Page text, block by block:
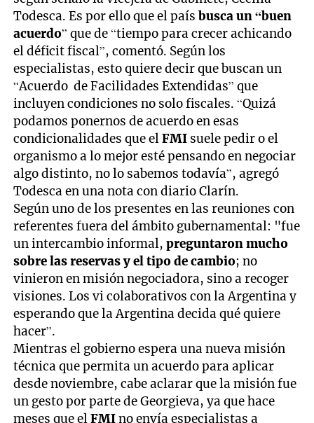
Todesca. Es por ello que el paísbusca un “buen
acuerdo” que de “tiempo para crecer achicando
el déficit fiscal”, comentó. Según los
especialistas, esto quiere decir que buscan un
“Acuerdo de Facilidades Extendidas” que
incluyen condiciones no solo fiscales. “Quizá
podamos ponernos de acuerdo en esas
condicionalidades que elFMI suele pedir o el
organismo a lo mejor esté pensando en negociar
algo distinto, no lo sabemos todavía”, agregó
Todesca en una nota con diario Clarín.
Según uno de los presentes en las reuniones con
referentes fuera del ámbito gubernamental: "fue
un intercambio informal,preguntaron mucho
sobre las reservas y el tipo de cambio; no
vinieron en misión negociadora, sino a recoger
visiones. Los vi colaborativos con la Argentina y
esperando que la Argentina decida qué quiere
hacer”.
Mientras el gobierno espera una nueva misión
técnica que permita un acuerdo para aplicar
desde noviembre, cabe aclarar que la misión fue
un gesto por parte de Georgieva, ya que hace
meses que elFMIno envía especialistas a